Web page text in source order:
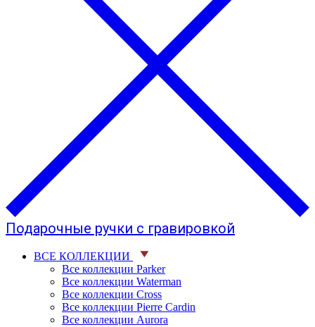
Подарочные ручки с гравировкой
ВСЕ КОЛЛЕКЦИИ
Все коллекции Parker
Все коллекции Waterman
Все коллекции Cross
Все коллекции Pierre Cardin
Все коллекции Aurora